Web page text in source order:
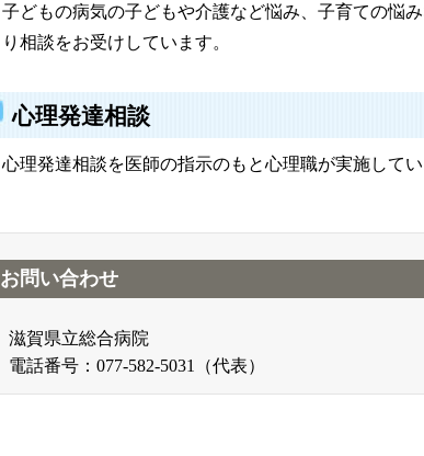
子どもの病気の子どもや介護など悩み、子育ての悩
り相談をお受けしています。
心理発達相談
心理発達相談を医師の指示のもと心理職が実施してい
お問い合わせ
滋賀県立総合病院
電話番号：077-582-5031（代表）